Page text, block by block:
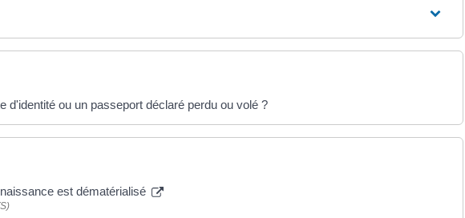
d'identité ou un passeport déclaré perdu ou volé ?
est dématérialisé